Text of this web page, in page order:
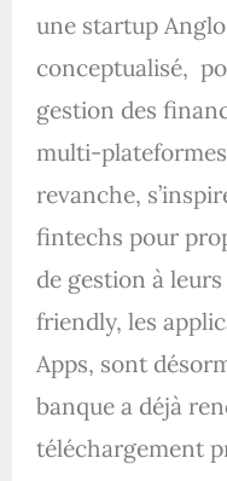
une startup
conceptualisé,
gestion des
multi-
revanche,
fintechs pour
de gestion à
friendly, les
Apps, sont
banque a déjà
téléchargement